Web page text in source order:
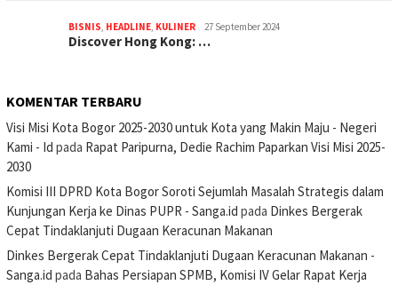
BISNIS, HEADLINE, KULINER 27 September 2024
Discover Hong Kong: …
KOMENTAR TERBARU
Visi Misi Kota Bogor 2025-2030 untuk Kota yang Makin Maju - Negeri
Kami - Id pada Rapat Paripurna, Dedie Rachim Paparkan Visi Misi 2025-
2030
Komisi III DPRD Kota Bogor Soroti Sejumlah Masalah Strategis dalam
Kunjungan Kerja ke Dinas PUPR - Sanga.id pada Dinkes Bergerak
Cepat Tindaklanjuti Dugaan Keracunan Makanan
Dinkes Bergerak Cepat Tindaklanjuti Dugaan Keracunan Makanan -
Sanga.id pada Bahas Persiapan SPMB, Komisi IV Gelar Rapat Kerja